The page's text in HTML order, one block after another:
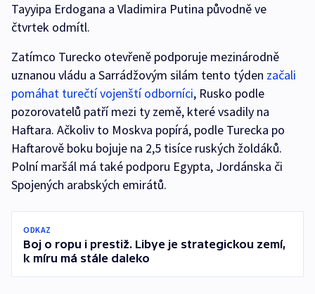
Tayyipa Erdogana a Vladimira Putina původně ve
čtvrtek odmítl.
Zatímco Turecko otevřeně podporuje mezinárodně
uznanou vládu a Sarrádžovým silám tento týden začali
pomáhat turečtí vojenští odborníci, Rusko podle
pozorovatelů patří mezi ty země, které vsadily na
Haftara. Ačkoliv to Moskva popírá, podle Turecka po
Haftarově boku bojuje na 2,5 tisíce ruských žoldáků.
Polní maršál má také podporu Egypta, Jordánska či
Spojených arabských emirátů.
ODKAZ
Boj o ropu i prestiž. Libye je strategickou zemí,
k míru má stále daleko